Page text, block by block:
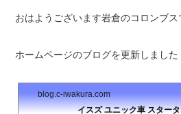
おはようございます岩倉のコロンブス
ホームページのブログを更新しました
blog.c-iwakura.com
イスズ ユニック車 スター